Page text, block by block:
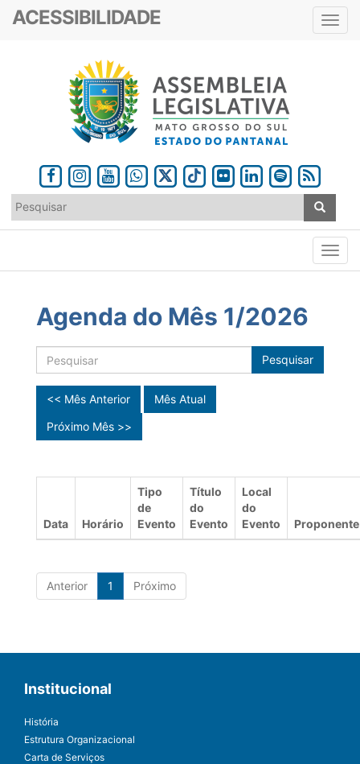
ACESSIBILIDADE
Agenda do Mês 1/2026
Pesquisar
<< Mês Anterior
Mês Atual
Próximo Mês >>
Data Horário
Tipo
de
Evento
Título
do
Evento
Local
do
Evento
Proponente
Anterior 1 Próximo
Institucional
História
Estrutura Organizacional
Carta de Serviços